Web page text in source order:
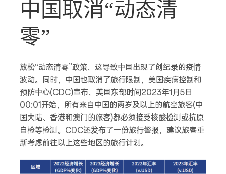
中国取消“动态清
零”
放松“动态清零”政策，这导致中国出现了创纪录的疫情
波动。同时，中国也取消了旅行限制，美国疾病控制和
预防中心(CDC)宣布，美国东部时间2023年1月5日
00:01开始，所有来自中国的两岁及以上的航空旅客(中
国大陆、香港和澳门的旅客)都必须接受核酸检测或抗原
自检等检测。CDC还发布了一份旅行警报，建议旅客重
新考虑前往以上这些地区的旅行计划。